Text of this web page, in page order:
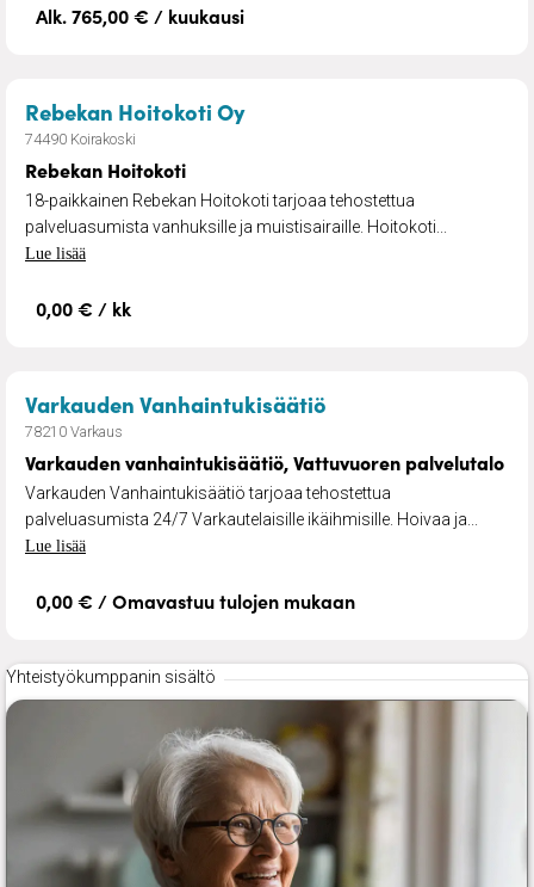
Alk. 765,00 € / kuukausi
Rebekan Hoitokoti Oy– Rebekan Hoitokoti
74490 Koirakoski
Rebekan Hoitokoti
18-paikkainen Rebekan Hoitokoti tarjoaa tehostettua
palveluasumista vanhuksille ja muistisairaille. Hoitokoti...
Lue lisää
0,00 € / kk
Varkauden Vanhaintukisäätiö
78210 Varkaus
Varkauden vanhaintukisäätiö, Vattuvuoren palvelutalo
Varkauden Vanhaintukisäätiö tarjoaa tehostettua
palveluasumista 24/7 Varkautelaisille ikäihmisille. Hoivaa ja...
Lue lisää
0,00 € / Omavastuu tulojen mukaan
Yhteistyökumppanin sisältö